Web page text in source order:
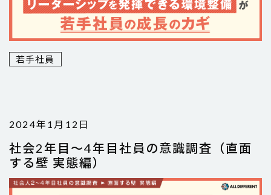
若手社員
2024年1月12日
社会2年目～4年目社員の意識調査（直面
する壁 実態編）